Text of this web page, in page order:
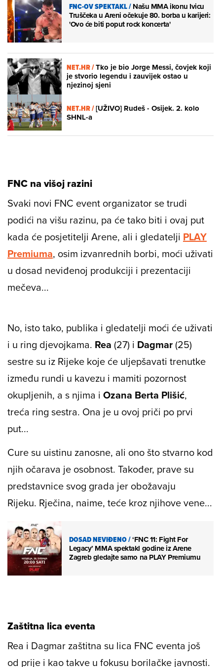
FNC-OV SPEKTAKL/Našu MMA ikonu Ivicu
Truščeka u Areni očekuje 80. borba u karijeri:
'Ovo će biti poput rock koncerta'
NET.HR /Tko je bio Jorge Messi, čovjek koji
je stvorio legendu i zauvijek ostao u
njezinoj sjeni
NET.HR /[UŽIVO] Rudeš - Osijek. 2. kolo
SHNL-a
FNC na višoj razini
Svaki novi FNC event organizator se trudi
podići na višu razinu, pa će tako biti i ovaj put
kada će posjetitelji Arene, ali i gledatelji PLAY
Premiuma, osim izvanrednih borbi, moći uživati
u dosad neviđenoj produkciji i prezentaciji
mečeva...
No, isto tako, publika i gledatelji moći će uživati
i u ring djevojkama. Rea (27) i Dagmar(25)
sestre su iz Rijeke koje će uljepšavati trenutke
između rundi u kavezu i mamiti pozornost
okupljenih, a s njima i Ozana Berta Plišić,
treća ring sestra. Ona je u ovoj priči po prvi
put...
Cure su uistinu zanosne, ali ono što stvarno kod
njih očarava je osobnost. Također, prave su
predstavnice svog grada jer obožavaju
Rijeku. Rječina, naime, teće kroz njihove vene...
DOSAD NEVIĐENO/‘FNC 11: Fight For
Legacy’ MMA spektakl godine iz Arene
Zagreb gledajte samo na PLAY Premiumu
Zaštitna lica eventa
Rea i Dagmar zaštitna su lica FNC eventa još
od prije i kao takve u fokusu borilačke javnosti.